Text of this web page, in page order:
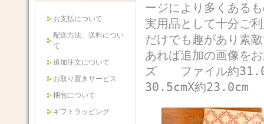
お支払について
配送方法、送料につい
て
追加注文について
お取り置きサービス
梱包について
ギフトラッピング
ージにより多くある
実用品として十分ご
だけでも趣があり素
あれば追加の画像
ズ ファイル約
30.5cmX約23.0cm